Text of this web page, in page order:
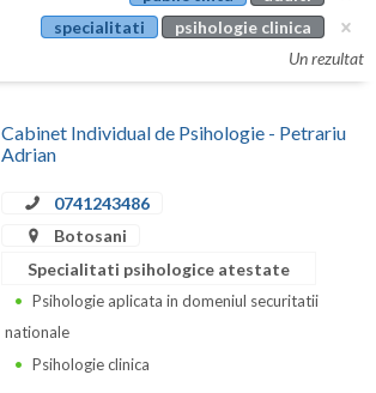
specialitati
psihologie clinica
Un rezultat
Cabinet Individual de Psihologie - Petrariu
Adrian
0741243486
Botosani
Specialitati psihologice atestate
Psihologie aplicata in domeniul securitatii
nationale
Psihologie clinica